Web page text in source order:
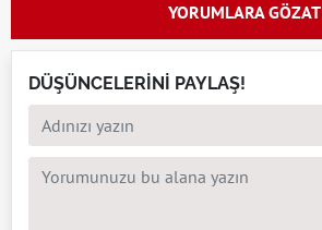
YORUMLARA GÖZAT
DÜŞÜNCELERİNİ PAYLAŞ!